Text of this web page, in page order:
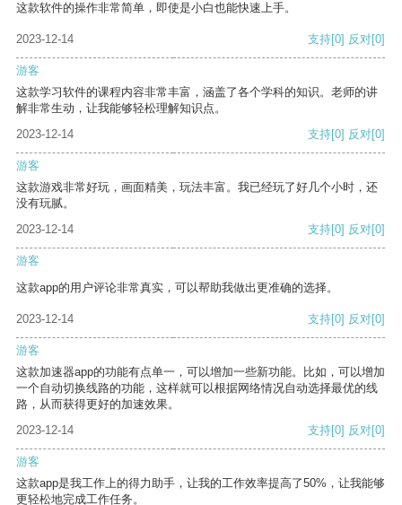
这款软件的操作非常简单，即使是小白也能快速上手。
2023-12-14 支持[0] 反对[0]
游客
这款学习软件的课程内容非常丰富，涵盖了各个学科的知识。老师的讲
解非常生动，让我能够轻松理解知识点。
2023-12-14
支持[0] 反对[0]
游客
这款游戏非常好玩，画面精美，玩法丰富。我已经玩了好几个小时，还
没有玩腻。
2023-12-14
支持[0] 反对[0]
游客
这款app的用户评论非常真实，可以帮助我做出更准确的选择。
2023-12-14 支持[0] 反对[0]
游客
这款加速器app的功能有点单一，可以增加一些新功能。比如，可以增加
一个自动切换线路的功能，这样就可以根据网络情况自动选择最优的线
路，从而获得更好的加速效果。
2023-12-14
支持[0] 反对[0]
游客
这款app是我工作上的得力助手，让我的工作效率提高了50%，让我能够
更轻松地完成工作任务。